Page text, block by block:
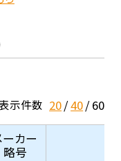
示件数 20 40 60
ーカー
略号